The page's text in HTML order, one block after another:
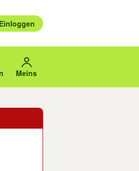
Einloggen
auswählen.
mit den Pfeiltasten nach oben/
Meins